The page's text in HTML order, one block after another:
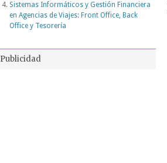
Sistemas Informáticos y Gestión Financiera
en Agencias de Viajes: Front Office, Back
Office y Tesorería
Publicidad